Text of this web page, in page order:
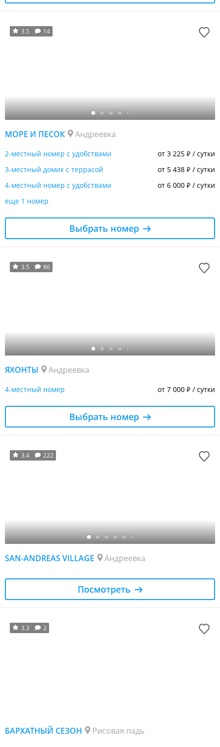
3.5 14
МОРЕ И ПЕСОК Андреевка
2-местный номер с удобствами от 3 225 ₽ / сутки
3-местный домик с террасой
от 5 438 ₽ / сутки
4-местный номер с удобствами
от 6 000 ₽ / сутки
еще 1 номер
Выбрать номер
3.5 86
ЯХОНТЫ Андреевка
4-местный номер от 7 000 ₽ / сутки
Выбрать номер
3.4 222
SAN-ANDREAS VILLAGE Андреевка
Посмотреть
3.3 2
БАРХАТНЫЙ СЕЗОН Рисовая падь